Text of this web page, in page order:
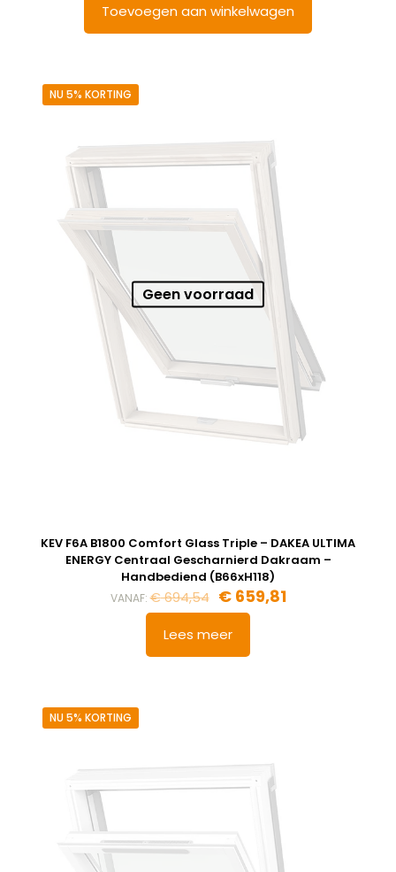
Toevoegen aan winkelwagen
NU 5% KORTING
Geen voorraad
KEV F6A B1800 Comfort Glass Triple – DAKEA ULTIMA
ENERGY Centraal Gescharnierd Dakraam –
Handbediend (B66xH118)
VANAF:€694,54 €659,81
Lees meer
NU 5% KORTING